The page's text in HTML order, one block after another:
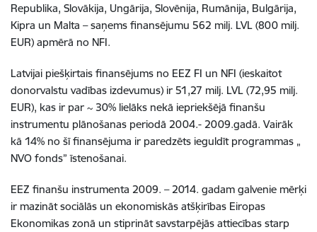
Republika, Slovākija, Ungārija, Slovēnija, Rumānija, Bulgārija,
Kipra un Malta – saņems finansējumu 562 milj. LVL (800 milj.
EUR) apmērā no NFI.
Latvijai piešķirtais finansējums no EEZ FI un NFI (ieskaitot
donorvalstu vadības izdevumus) ir 51,27 milj. LVL (72,95 milj.
EUR), kas ir par ~ 30% lielāks nekā iepriekšējā finanšu
instrumentu plānošanas periodā 2004.- 2009.gadā. Vairāk
kā 14% no šī finansējuma ir paredzēts ieguldīt programmas „
NVO fonds” īstenošanai.
EEZ finanšu instrumenta 2009. – 2014. gadam galvenie mērķi
ir mazināt sociālās un ekonomiskās atšķirības Eiropas
Ekonomikas zonā un stiprināt savstarpējās attiecības starp